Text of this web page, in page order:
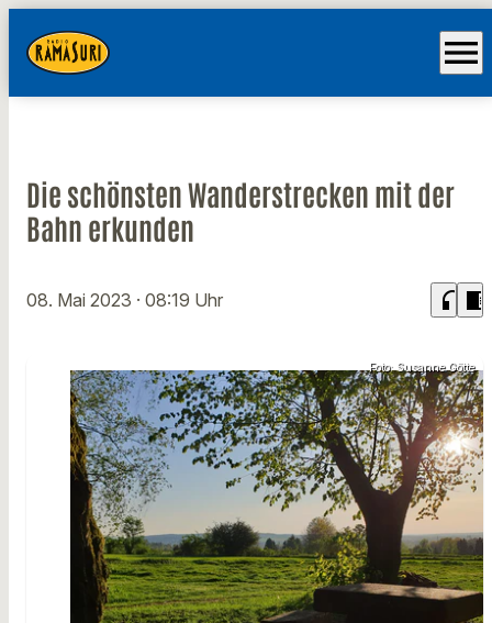
menu
Die schönsten Wanderstrecken mit der
Bahn erkunden
08. Mai 2023 · 08:19 Uhr headphones chrome_reader_mode
Foto: Susanne Götte